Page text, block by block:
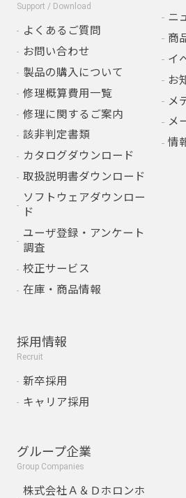
Support / Download
よくあるご質問
お問い合わせ
製品の購入について
修理概算費用一覧
修理に関するご案内
該非判定書類
カタログダウンロード
取扱説明書ダウンロード
ソフトウェアダウンロー
ド
ユーザ登録・アンケート
調査
校正サービス
在庫・商品情報
ニ
商
イ
お
メ
メ
情
採用情報
Recruit
新卒採用
キャリア採用
グループ企業
Group Companies
株式会社Ａ＆Ｄホロンホ